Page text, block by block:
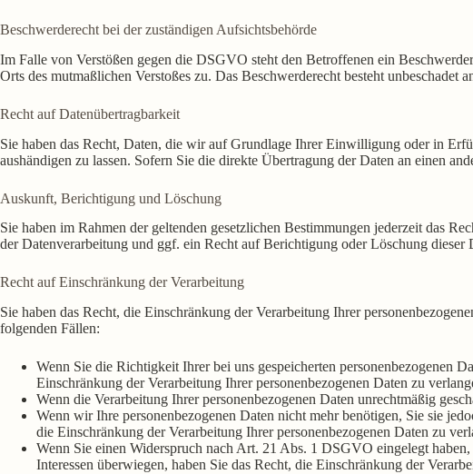
Beschwerde­recht bei der zuständigen Aufsichts­behörde
Im Falle von Verstößen gegen die DSGVO steht den Betroffenen ein
Orts des mutmaßlichen Verstoßes zu. Das Beschwerderecht besteht
Recht auf Daten­übertrag­barkeit
Sie haben das Recht, Daten, die wir auf Grundlage Ihrer Einwilligung oder in
aushändigen zu lassen. Sofern Sie die direkte Übertragung der Daten an einen
Auskunft, Berichtigung und Löschung
Sie haben im Rahmen der geltenden gesetzlichen Bestimmungen jederzeit das
der Datenverarbeitung und ggf. ein Recht auf Berichtigung oder Löschung
Recht auf Einschränkung der Verarbeitung
Sie haben das Recht, die Einschränkung der Verarbeitung Ihrer
folgenden Fällen:
Wenn Sie die Richtigkeit Ihrer bei uns gespeicherten personenbezogenen
Einschränkung der Verarbeitung Ihrer personenbezogenen Daten zu
Wenn die Verarbeitung Ihrer personenbezogenen Daten unrechtmäßig
Wenn wir Ihre personenbezogenen Daten nicht mehr benötigen, Sie sie
die Einschränkung der Verarbeitung Ihrer personenbezogenen Daten zu
Wenn Sie einen Widerspruch nach Art. 21 Abs. 1 DSGVO eingelegt
Interessen überwiegen, haben Sie das Recht, die Einschränkung der